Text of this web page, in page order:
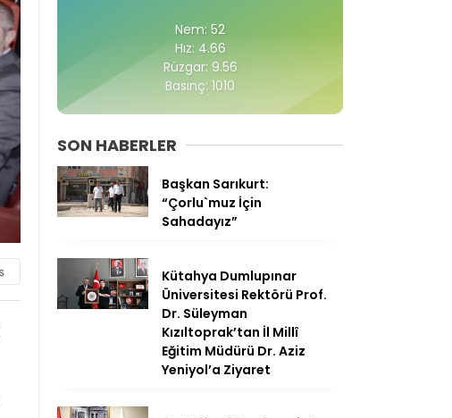
Nem: 52
Hız: 4.66
Rüzgar: 9.56
Basınç: 1010
SON HABERLER
Başkan Sarıkurt:
“Çorlu`muz İçin
Sahadayız”
Kütahya Dumlupınar
Üniversitesi Rektörü Prof.
Dr. Süleyman
Kızıltoprak’tan İl Millî
Eğitim Müdürü Dr. Aziz
Yeniyol’a Ziyaret